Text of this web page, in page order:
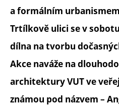
a formálním
Trtílkově ulici se v
dílna na tvorbu
Akce naváže na
architektury VUT ve
známou pod názvem –